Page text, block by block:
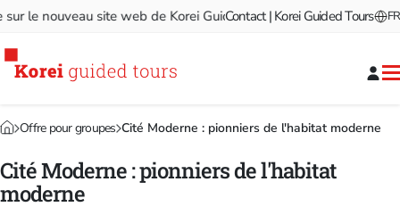
le nouveau site web de Korei Guided Tours! Bienvenue sur
Contact | Korei Guided Tours FR
Offre pour groupes Cité Moderne : pionniers de l'habitat moderne
Cité Moderne : pionniers de l'habitat
moderne